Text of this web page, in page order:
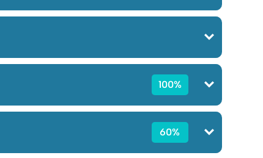
100%
60%